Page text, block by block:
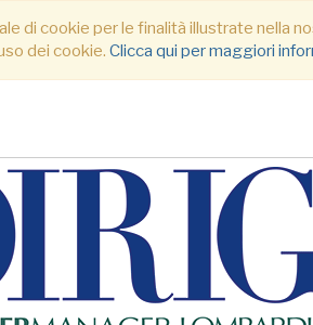
di cookie per le finalità illustrate nella
dei cookie. Clicca qui per maggiori